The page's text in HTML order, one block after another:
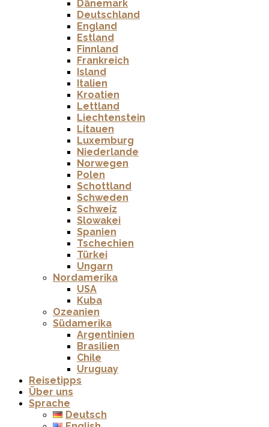
Dänemark
Deutschland
England
Estland
Finnland
Frankreich
Island
Italien
Kroatien
Lettland
Liechtenstein
Litauen
Luxemburg
Niederlande
Norwegen
Polen
Schottland
Schweden
Schweiz
Slowakei
Spanien
Tschechien
Türkei
Ungarn
Nordamerika
USA
Kuba
Ozeanien
Südamerika
Argentinien
Brasilien
Chile
Uruguay
Reisetipps
Über uns
Sprache
Deutsch